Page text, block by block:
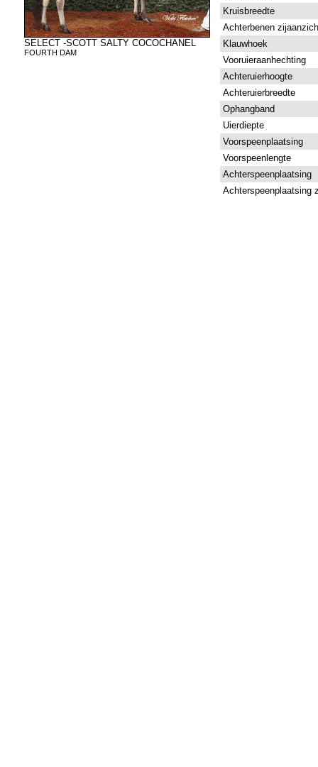
SELECT -SCOTT SALTY COCOCHANEL
FOURTH DAM
Kruisbreedte
Achterbenen
Klauwhoek
Vooruieraanhechting
Achteruierhoogte
Achteruierbreedte
Ophangband
Uierdiepte
Voorspeenplaatsing
Voorspeenlengte
Achterspeenplaatsing
Achterspeenplaatsing